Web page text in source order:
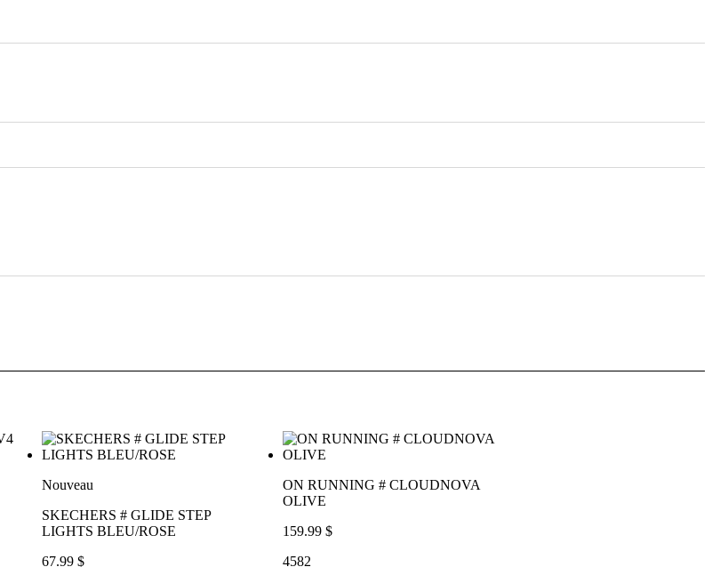
Nouveau
SKECHERS # GLIDE STEP
LIGHTS BLEU/ROSE
67.99 $
ON RUNNING # CLOUDNOVA
OLIVE
159.99 $
4582